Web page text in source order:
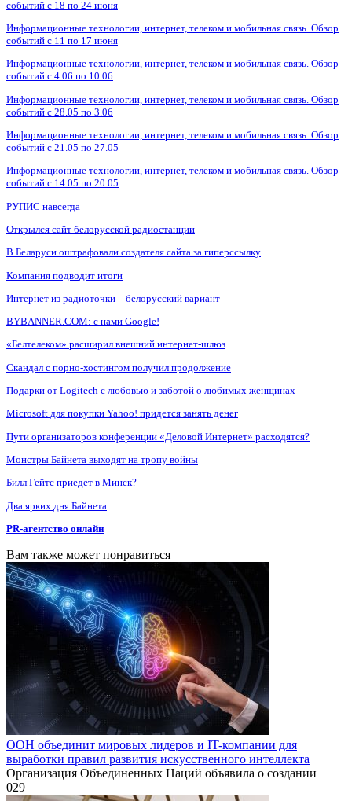
событий с 18 по 24 июня
Информационные технологии, интернет, телеком и мобильная связь. Обзор
событий с 11 по 17 июня
Информационные технологии, интернет, телеком и мобильная связь. Обзор
событий с 4.06 по 10.06
Информационные технологии, интернет, телеком и мобильная связь. Обзор
событий с 28.05 по 3.06
Информационные технологии, интернет, телеком и мобильная связь. Обзор
событий с 21.05 по 27.05
Информационные технологии, интернет, телеком и мобильная связь. Обзор
событий с 14.05 по 20.05
РУПИС навсегда
Открылся сайт белорусской радиостанции
В Беларуси оштрафовали создателя сайта за гиперссылку
Компания подводит итоги
Интернет из радиоточки – белорусский вариант
BYBANNER.COM: c нами Google!
«Белтелеком» расширил внешний интернет-шлюз
Скандал с порно-хостингом получил продолжение
Подарки от Logitech с любовью и заботой о любимых женщинах
Microsoft для покупки Yahoo! придется занять денег
Пути организаторов конференции «Деловой Интернет» расходятся?
Монстры Байнета выходят на тропу войны
Билл Гейтс приедет в Минск?
Два ярких дня Байнета
PR-агентство онлайн
Вам также может понравиться
ООН объединит мировых лидеров и IT-компании для
выработки правил развития искусственного интеллекта
Организация Объединенных Наций объявила о создании
029